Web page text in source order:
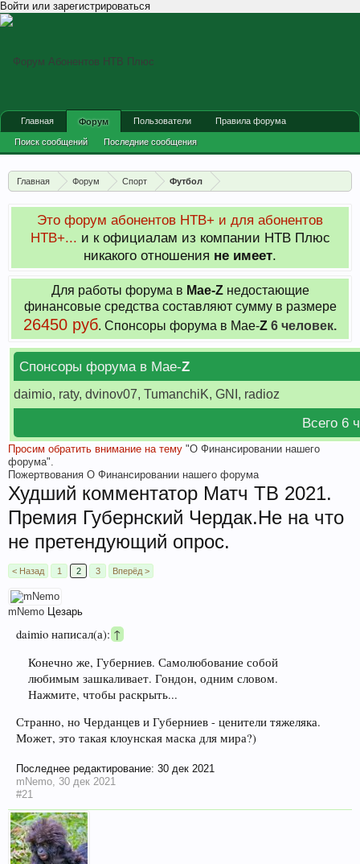
Войти или зарегистрироваться
Главная Форум Спорт Футбол
Это форум абонентов НТВ+ и для абонентов
НТВ+... и к официалам из компании НТВ Плюс
никакого отношения не имеет.
Для работы форума в Мае-Zнедостающие
финансовые средства составляют сумму в размере
26450 руб. Cпонсоры форума в Мае-Z 6 человек.
Спонсоры форума в Мае-Z
daimio, raty, dvinov07, TumanchiK, GNI, radioz
Всего 6
Просим обратить внимание на тему "О Финансировании нашего
форума".
Пожертвования О Финансировании нашего форума
Худший комментатор Матч ТВ 2021.
Премия Губернский Чердак.Не на что
не претендующий опрос.
< Назад 1 2 3 Вперёд >
mNemo Цезарь
daimio написал(а):↑
Конечно же, Губерниев. Самолюбование собой
любимым зашкаливает. Гондон, одним словом.
Нажмите, чтобы раскрыть...
Странно, но Черданцев и Губерниев - ценители тяжеляка.
Может, это такая клоунская маска для мира?)
Последнее редактирование: 30 дек 2021
mNemo, 30 дек 2021
#21
Главная Форум
Поиск сообщений Последние сообщения
Пользователи Правила форума